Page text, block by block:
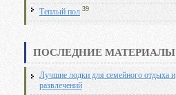
Теплый пол 39
ПОСЛЕДНИЕ МАТЕРИАЛЫ
Лучшие лодки для семейного отдыха и
развлечений